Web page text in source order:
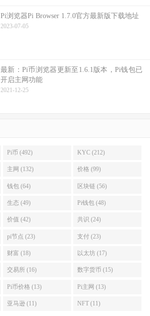
Pi浏览器Pi Browser 1.7.0官方最新版下载地址
2023-07-05
最新：Pi币浏览器更新至1.6.1版本，Pi钱包已
开启主网功能
2021-12-25
Pi币 (492) KYC (212)
主网 (132) 价格 (99)
钱包 (64) 区块链 (56)
生态 (49) Pi钱包 (48)
价值 (42) 共识 (24)
pi节点 (23) 支付 (23)
财富 (18) 以太坊 (17)
交易所 (16) 数字货币 (15)
Pi币价格 (13) Pi主网 (13)
亚马逊 (11) NFT (11)